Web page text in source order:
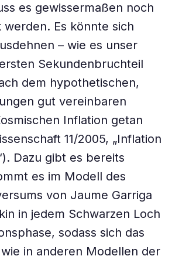
es gewissermaßen noch
Es könnte sich
– wie es unser
Sekundenbruchteil
dem hypothetischen,
gut vereinbaren
Inflation getan
11/2005, „Inflation
Dazu gibt es bereits
es im Modell des
von Jaume Garriga
in jedem Schwarzen Loch
sodass sich das
in anderen Modellen der